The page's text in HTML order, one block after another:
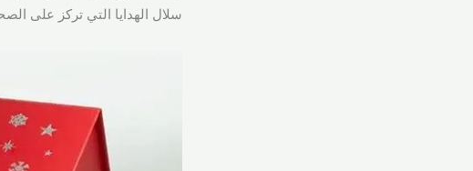
سلال الهدايا التي تركز على